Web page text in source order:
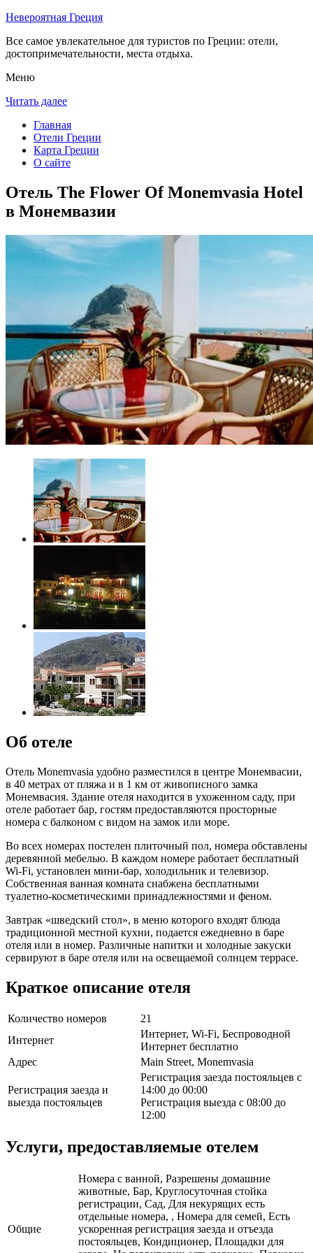
Невероятная Греция
Все самое увлекательное для туристов по Греции: отели,
достопримечательности, места отдыха.
Меню
Читать далее
Главная
Отели Греции
Карта Греции
О сайте
Отель The Flower Of Monemvasia Hotel
в Монемвазии
Об отеле
Отель Monemvasia удобно разместился в центре Монемвасии,
в 40 метрах от пляжа и в 1 км от живописного замка
Монемвасия. Здание отеля находится в ухоженном саду, при
отеле работает бар, гостям предоставляются просторные
номера с балконом с видом на замок или море.
Во всех номерах постелен плиточный пол, номера обставлены
деревянной мебелью. В каждом номере работает бесплатный
Wi-Fi, установлен мини-бар, холодильник и телевизор.
Собственная ванная комната снабжена бесплатными
туалетно-косметическими принадлежностями и феном.
Завтрак «шведский стол», в меню которого входят блюда
традиционной местной кухни, подается ежедневно в баре
отеля или в номер. Различные напитки и холодные закуски
сервируют в баре отеля или на освещаемой солнцем террасе.
Краткое описание отеля
Количество номеров
21
Интернет
Интернет, Wi-Fi, Беспроводной
Интернет бесплатно
Адрес
Main Street, Monemvasia
Регистрация заезда и
выезда постояльцев
Регистрация заезда постояльцев с
14:00 до 00:00
Регистрация выезда с 08:00 до
12:00
Услуги, предоставляемые отелем
Общие
Номера с ванной, Разрешены домашние
животные, Бар, Круглосуточная стойка
регистрации, Сад, Для некурящих есть
отдельные номера, , Номера для семей, Есть
ускоренная регистрация заезда и отъезда
постояльцев, Кондиционер, Площадки для